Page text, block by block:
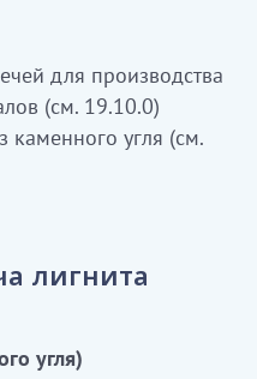
өндіруге
(19.10.0
өндіру
(қоңыр
для производства
(см. 19.10.0)
каменного угля (см.
лигнита
угля)